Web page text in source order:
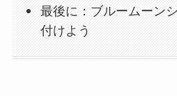
最後に：ブルームーン
付けよう